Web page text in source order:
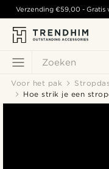
Zoeken
Verzending€59,00 - Gratis
Voor het pak
Hoe strik je een